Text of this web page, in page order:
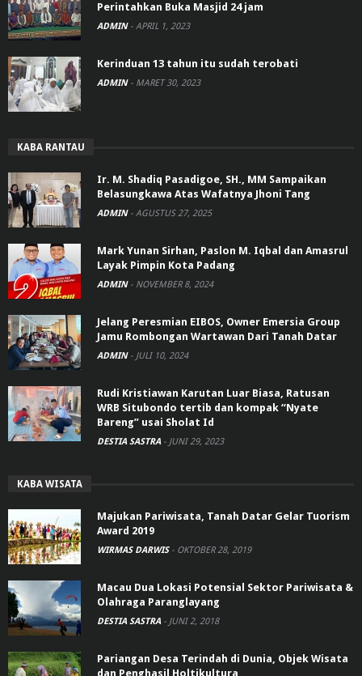
Perintahkan Buka Masjid 24 jam
ADMIN - APRIL 1, 2023
Kerinduan 13 tahun itu sudah terobati
ADMIN - MARET 30, 2023
KABA RANTAU
Ir. M. Shadiq Pasadigoe, SH., MM Sampaikan
Belasungkawa Atas Wafatnya Jhoni Tang
ADMIN - AGUSTUS 27, 2025
Mark Yunan Sirhan, Paslon M. Iqbal dan Amasrul
Layak Pimpin Kota Padang
ADMIN - NOVEMBER 8, 2024
Jelang Peresmian EIBOS, Owner Emersia Group
Jamu Rombongan Wartawan Dari Tanah Datar
ADMIN - JULI 10, 2024
Rudi Kristiawan Karutan Luar Biasa, Ratusan
WRB Situbondo tertib dan kompak “Nyate
Bareng” usai Sholat Id
DESTIA SASTRA - JUNI 29, 2023
KABA WISATA
Majukan Pariwisata, Tanah Datar Gelar Tuorism
Award 2019
WIRMAS DARWIS - OKTOBER 28, 2019
Macau Dua Lokasi Potensial Sektor Pariwisata &
Olahraga Paranglayang
DESTIA SASTRA - JUNI 2, 2018
Pariangan Desa Terindah di Dunia, Objek Wisata
dan Penghasil Holtikultura